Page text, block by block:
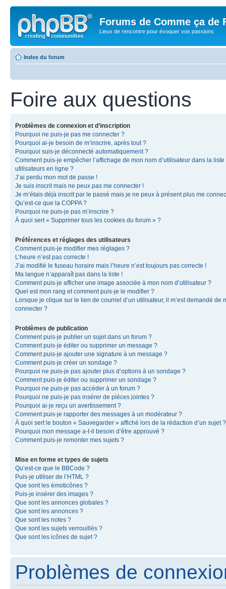
Forums de Comme ça de
Lieux de rencontre pour évoquer vos passions
Index du forum
Foire aux questions
Problèmes de connexion et d’inscription
Pourquoi ne puis-je pas me connecter ?
Pourquoi ai-je besoin de m’inscrire, après tout ?
Pourquoi suis-je déconnecté automatiquement ?
Comment puis-je empêcher l’affichage de mon nom d’utilisateur dans la liste
utilisateurs en ligne ?
J’ai perdu mon mot de passe !
Je suis inscrit mais ne peux pas me connecter !
Je m’étais déjà inscrit par le passé mais je ne peux à présent plus me
Qu’est-ce que la COPPA ?
Pourquoi ne puis-je pas m’inscrire ?
À quoi sert « Supprimer tous les cookies du forum » ?
Préférences et réglages des utilisateurs
Comment puis-je modifier mes réglages ?
L’heure n’est pas correcte !
J’ai modifié le fuseau horaire mais l’heure n’est toujours pas correcte !
Ma langue n’apparaît pas dans la liste !
Comment puis-je afficher une image associée à mon nom d’utilisateur ?
Quel est mon rang et comment puis-je le modifier ?
Lorsque je clique sur le lien de courriel d’un utilisateur, il m’est demandé de
connecter ?
Problèmes de publication
Comment puis-je publier un sujet dans un forum ?
Comment puis-je éditer ou supprimer un message ?
Comment puis-je ajouter une signature à un message ?
Comment puis-je créer un sondage ?
Pourquoi ne puis-je pas ajouter plus d’options à un sondage ?
Comment puis-je éditer ou supprimer un sondage ?
Pourquoi ne puis-je pas accéder à un forum ?
Pourquoi ne puis-je pas insérer de pièces jointes ?
Pourquoi ai-je reçu un avertissement ?
Comment puis-je rapporter des messages à un modérateur ?
À quoi sert le bouton « Sauvegarder » affiché lors de la rédaction d’un sujet ?
Pourquoi mon message a-t-il besoin d’être approuvé ?
Comment puis-je remonter mes sujets ?
Mise en forme et types de sujets
Qu’est-ce que le BBCode ?
Puis-je utiliser de l’HTML ?
Que sont les émoticônes ?
Puis-je insérer des images ?
Que sont les annonces globales ?
Que sont les annonces ?
Que sont les notes ?
Que sont les sujets verrouillés ?
Que sont les icônes de sujet ?
Problèmes de